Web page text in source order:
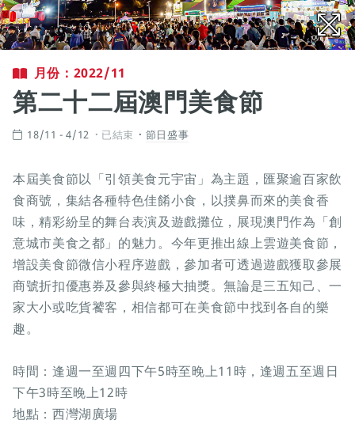
月份：2022/11
第二十二屆澳門美食節
18/11 - 4/12 已結束 節日盛事
本屆美食節以「引領美食元宇宙」為主題，匯聚逾百家飲
食商號，集結各種特色佳餚小食，以撲鼻而來的美食香
味，精彩紛呈的舞台表演及遊戲攤位，展現澳門作為「創
意城市美食之都」的魅力。今年更推出線上雲遊美食節，
增設美食節微信小程序遊戲，參加者可透過遊戲獲取參展
商號折扣優惠券及參與終極大抽獎。無論是三五知己、一
家大小或吃貨饕客，相信都可在美食節中找到各自的樂
趣。
時間：逢週一至週四下午5時至晚上11時，逢週五至週日
下午3時至晚上12時
地點：西灣湖廣場